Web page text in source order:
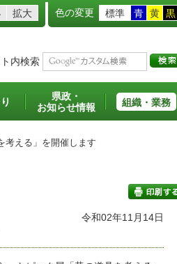
拡大 色の変更 標準 青 黄 黒
内検索
県政・
お知らせ情報
組織・業務
える」を開催します
印刷する
令和02年11月14日